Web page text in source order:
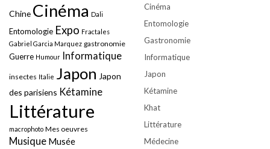
Chine Cinéma Dali
Entomologie Expo Fractales
Gabriel Garcia Marquez gastronomie
Guerre Humour Informatique
insectes Italie Japon Japon
des parisiens Kétamine
Littérature
macrophoto Mes oeuvres
Musique Musée
Cinéma
Entomologie
Gastronomie
Informatique
Japon
Kétamine
Khat
Littérature
Médecine